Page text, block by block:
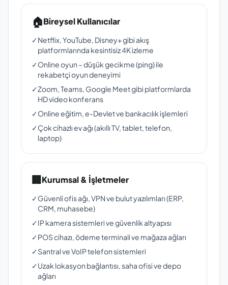
🏠Bireysel Kullanıcılar
✓Netflix, YouTube, Disney+ gibi akış
platformlarında kesintisiz 4K izleme
✓Online oyun – düşük gecikme (ping) ile
rekabetçi oyun deneyimi
✓Zoom, Teams, Google Meet gibi platformlarda
HD video konferans
✓Online eğitim, e-Devlet ve bankacılık işlemleri
✓Çok cihazlı ev ağı (akıllı TV, tablet, telefon,
laptop)
🏢Kurumsal & İşletmeler
✓Güvenli ofis ağı, VPN ve bulut yazılımları (ERP,
CRM, muhasebe)
✓IP kamera sistemleri ve güvenlik altyapısı
✓POS cihazı, ödeme terminali ve mağaza ağları
✓Santral ve VoIP telefon sistemleri
✓Uzak lokasyon bağlantısı, saha ofisi ve depo
ağları